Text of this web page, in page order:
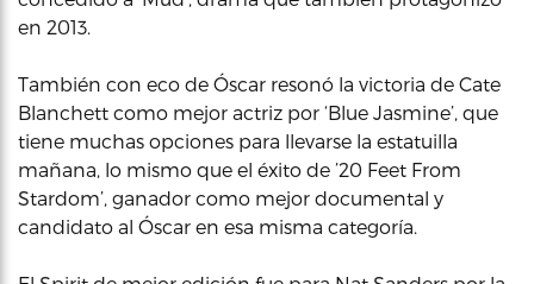
en 2013.
También con eco de Óscar resonó la victoria de Cate
Blanchett como mejor actriz por ‘Blue Jasmine’, que
tiene muchas opciones para llevarse la estatuilla
mañana, lo mismo que el éxito de ’20 Feet From
Stardom’, ganador como mejor documental y
candidato al Óscar en esa misma categoría.